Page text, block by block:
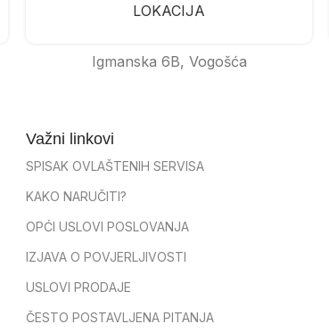
LOKACIJA
Igmanska 6B, Vogošća
Važni linkovi
SPISAK OVLAŠTENIH SERVISA
KAKO NARUČITI?
OPĆI USLOVI POSLOVANJA
IZJAVA O POVJERLJIVOSTI
USLOVI PRODAJE
ČESTO POSTAVLJENA PITANJA